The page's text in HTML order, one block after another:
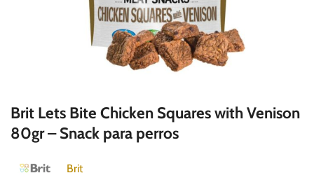
Brit Lets Bite Chicken Squares with Venison
80gr – Snack para perros
Brit